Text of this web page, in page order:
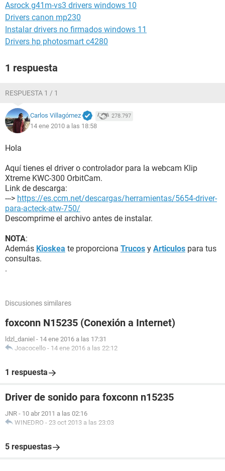
Asrock g41m-vs3 drivers windows 10
Drivers canon mp230
Instalar drivers no firmados windows 11
Drivers hp photosmart c4280
1 respuesta
RESPUESTA 1 / 1
Carlos Villagómez 278.797
14 ene 2010 a las 18:58
Hola
Aquí tienes el driver o controlador para la webcam Klip
Xtreme KWC-300 OrbitCam.
Link de descarga:
---> https://es.ccm.net/descargas/herramientas/5654-driver-
para-acteck-atw-750/
Descomprime el archivo antes de instalar.
NOTA:
Además Kioskea te proporciona Trucos y Articulos para tus
consultas.
.
Discusiones similares
foxconn N15235 (Conexión a Internet)
ldzl_daniel - 14 ene 2016 a las 17:31
Joacocello - 14 ene 2016 a las 22:12
1 respuesta
Driver de sonido para foxconn n15235
JNR - 10 abr 2011 a las 02:16
WINEDRO - 23 oct 2013 a las 23:03
5 respuestas